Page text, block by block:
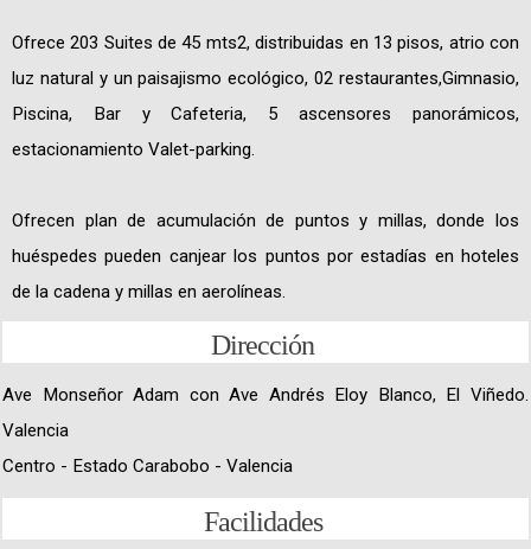
Ofrece 203 Suites de 45 mts2, distribuidas en 13 pisos, atrio con
luz natural y un paisajismo ecológico, 02 restaurantes,Gimnasio,
Piscina, Bar y Cafeteria, 5 ascensores panorámicos,
estacionamiento Valet-parking.
Ofrecen plan de acumulación de puntos y millas, donde los
huéspedes pueden canjear los puntos por estadías en hoteles
de la cadena y millas en aerolíneas.
Dirección
Ave Monseñor Adam con Ave Andrés Eloy Blanco, El Viñedo.
Valencia
Centro - Estado Carabobo - Valencia
Facilidades